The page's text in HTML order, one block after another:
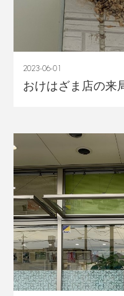
2023-06-01
おけはざま店の来